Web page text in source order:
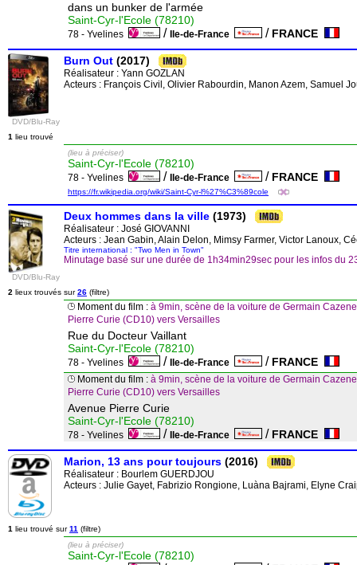
dans un bunker de l'armée
Saint-Cyr-l'Ecole (78210)
78 - Yvelines / Ile-de-France / FRANCE
DVD/Blu-Ray
Burn Out (2017)
Réalisateur : Yann GOZLAN
Acteurs : François Civil, Olivier Rabourdin, Manon Azem, Samuel
1 lieu trouvé
(lieu à préciser)
Saint-Cyr-l'Ecole (78210)
78 - Yvelines / Ile-de-France / FRANCE
https://fr.wikipedia.org/wiki/Saint-Cyr-l%27%C3%89cole
DVD/Blu-Ray
Deux hommes dans la ville (1973)
Réalisateur : José GIOVANNI
Acteurs : Jean Gabin, Alain Delon, Mimsy Farmer, Victor Lanoux,
Titre international : "Two Men in Town"
Minutage basé sur une durée de 1h34min29sec pour les infos du
2 lieux trouvés sur26 (filtre)
Moment du film : à 9min, scène de la voiture de Germain
Pierre Curie (CD10) vers Versailles
Rue du Docteur Vaillant
Saint-Cyr-l'Ecole (78210)
78 - Yvelines / Ile-de-France / FRANCE
Moment du film : à 9min, scène de la voiture de Germain
Pierre Curie (CD10) vers Versailles
Avenue Pierre Curie
Saint-Cyr-l'Ecole (78210)
78 - Yvelines / Ile-de-France / FRANCE
Marion, 13 ans pour toujours (2016)
Réalisateur : Bourlem GUERDJOU
Acteurs : Julie Gayet, Fabrizio Rongione, Luàna Bajrami, Elyne
1 lieu trouvé sur11 (filtre)
(lieu à préciser)
Saint-Cyr-l'Ecole (78210)